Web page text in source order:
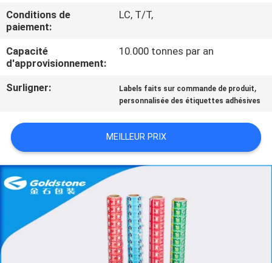
CONTRÔLE
DE
LA
QUALITÉ
CONTACTER
NOUVELLES
DEMANDEZ
UN
DEVIS
Conditions de
paiement:
LC, T/T,
Capacité
d'approvisionnement:
10.000 tonnes par an
Surligner: Labels faits sur commande de produit,
personnalisée des étiquettes adhésives
MEILLEUR PRIX